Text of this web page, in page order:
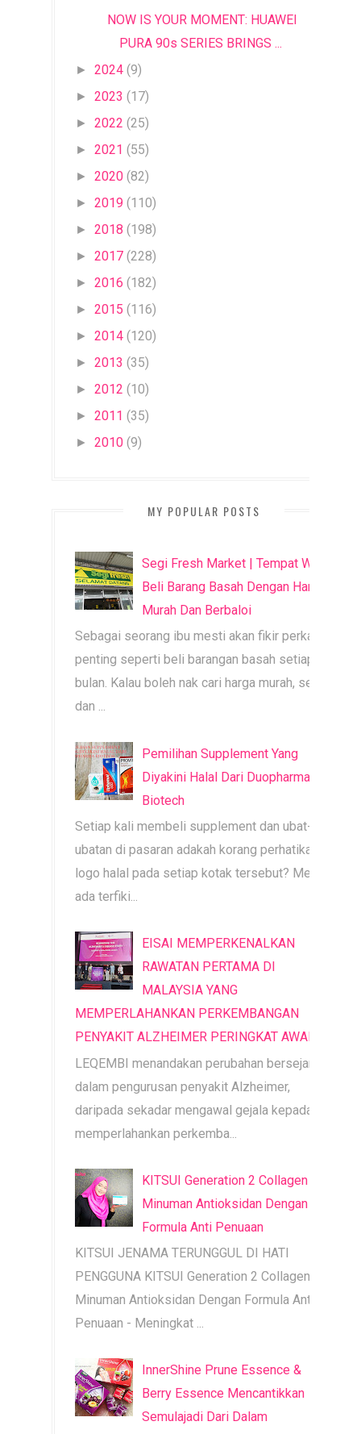
NOW IS YOUR MOMENT: HUAWEI
PURA 90s SERIES BRINGS ...
► 2024 (9)
► 2023 (17)
► 2022 (25)
► 2021 (55)
► 2020 (82)
► 2019 (110)
► 2018 (198)
► 2017 (228)
► 2016 (182)
► 2015 (116)
► 2014 (120)
► 2013 (35)
► 2012 (10)
► 2011 (35)
► 2010 (9)
MY POPULAR POSTS
Segi Fresh Market | Tempat Wajib
Beli Barang Basah Dengan Harga
Murah Dan Berbaloi
Sebagai seorang ibu mesti akan fikir perkara
penting seperti beli barangan basah setiap
bulan. Kalau boleh nak cari harga murah, segar
dan ...
Pemilihan Supplement Yang
Diyakini Halal Dari Duopharma
Biotech
Setiap kali membeli supplement dan ubat-
ubatan di pasaran adakah korang perhatikan
logo halal pada setiap kotak tersebut? Mesti
ada terfiki...
EISAI MEMPERKENALKAN
RAWATAN PERTAMA DI
MALAYSIA YANG
MEMPERLAHANKAN PERKEMBANGAN
PENYAKIT ALZHEIMER PERINGKAT AWAL
LEQEMBI menandakan perubahan bersejarah
dalam pengurusan penyakit Alzheimer,
daripada sekadar mengawal gejala kepada
memperlahankan perkemba...
KITSUI Generation 2 Collagen |
Minuman Antioksidan Dengan
Formula Anti Penuaan
KITSUI JENAMA TERUNGGUL DI HATI
PENGGUNA KITSUI Generation 2 Collagen |
Minuman Antioksidan Dengan Formula Anti
Penuaan - Meningkat ...
InnerShine Prune Essence &
Berry Essence Mencantikkan
Semulajadi Dari Dalam